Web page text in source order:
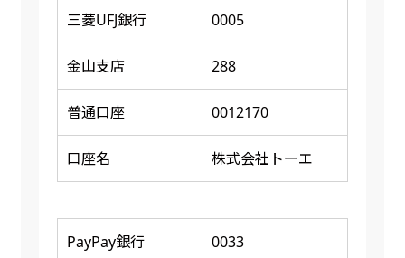
三菱UFJ銀行 0005
金山支店 288
普通口座 0012170
口座名 株式会社トーエ
PayPay銀行 0033